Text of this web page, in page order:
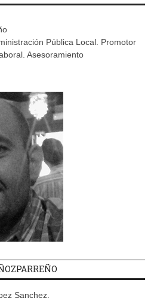
Pública Local. Promotor
Asesoramiento
Sanchez.